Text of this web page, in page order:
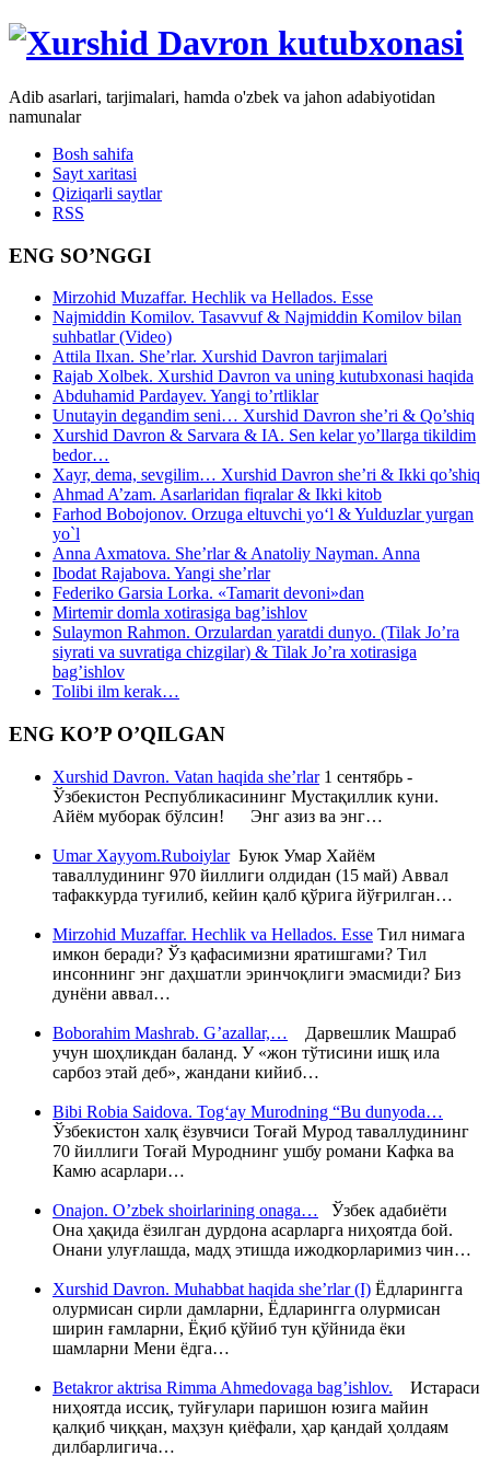
Adib asarlari, tarjimalari, hamda o'zbek va jahon adabiyotidan
namunalar
Bosh sahifa
Sayt xaritasi
Qiziqarli saytlar
RSS
ENG SO’NGGI
Mirzohid Muzaffar. Hechlik va Hellados. Esse
Najmiddin Komilov. Tasavvuf & Najmiddin Komilov bilan
suhbatlar (Video)
Attila Ilxan. She’rlar. Xurshid Davron tarjimalari
Rajab Xolbek. Xurshid Davron va uning kutubxonasi haqida
Abduhamid Pardayev. Yangi to’rtliklar
Unutayin degandim seni… Xurshid Davron she’ri & Qo’shiq
Xurshid Davron & Sarvara & IA. Sen kelar yo’llarga tikildim
bedor…
Xayr, dema, sevgilim… Xurshid Davron she’ri & Ikki qo’shiq
Ahmad A’zam. Asarlaridan fiqralar & Ikki kitob
Farhod Bobojonov. Orzuga eltuvchi yo‘l & Yulduzlar yurgan
yo`l
Anna Axmatova. She’rlar & Anatoliy Nayman. Anna
Ibodat Rajabova. Yangi she’rlar
Federiko Garsia Lorka. «Tamarit devoni»dan
Mirtemir domla xotirasiga bag’ishlov
Sulaymon Rahmon. Orzulardan yaratdi dunyo. (Tilak Jo’ra
siyrati va suvratiga chizgilar) & Tilak Jo’ra xotirasiga
bag’ishlov
Tolibi ilm kerak…
ENG KO’P O’QILGAN
Xurshid Davron. Vatan haqida she’rlar1 сентябрь -
Ўзбекистон Республикасининг Мустақиллик куни.
Айём муборак бўлсин! Энг азиз ва энг…
Umar Xayyom.RuboiylarБуюк Умар Хайём
таваллудининг 970 йиллиги олдидан (15 май) Аввал
тафаккурда туғилиб, кейин қалб қўрига йўғрилган…
Mirzohid Muzaffar. Hechlik va Hellados. Esse Тил нимага
имкон беради? Ўз қафасимизни яратишгами? Тил
инсоннинг энг даҳшатли эринчоқлиги эмасмиди? Биз
дунёни аввал…
Boborahim Mashrab. G’azallar,… Дарвешлик Машраб
учун шоҳликдан баланд. У «жон тўтисини ишқ ила
сарбоз этай деб», жандани кийиб…
Bibi Robia Saidova. Tog‘ay Murodning “Bu dunyoda…
Ўзбекистон халқ ёзувчиси Тоғай Мурод таваллудининг
70 йиллиги Тоғай Муроднинг ушбу романи Кафка ва
Камю асарлари…
Onajon. O’zbek shoirlarining onaga… Ўзбек адабиёти
Она ҳақида ёзилган дурдона асарларга ниҳоятда бой.
Онани улуғлашда, мадҳ этишда ижодкорларимиз чин…
Xurshid Davron. Muhabbat haqida she’rlar (I) Ёдларингга
олурмисан сирли дамларни, Ёдларингга олурмисан
ширин ғамларни, Ёқиб қўйиб тун қўйнида ёки
шамларни Мени ёдга…
Betakror aktrisa Rimma Ahmedovaga bag’ishlov. Истараси
ниҳоятда иссиқ, туйғулари паришон юзига майин
қалқиб чиққан, маҳзун қиёфали, ҳар қандай ҳолдаям
дилбарлигича…